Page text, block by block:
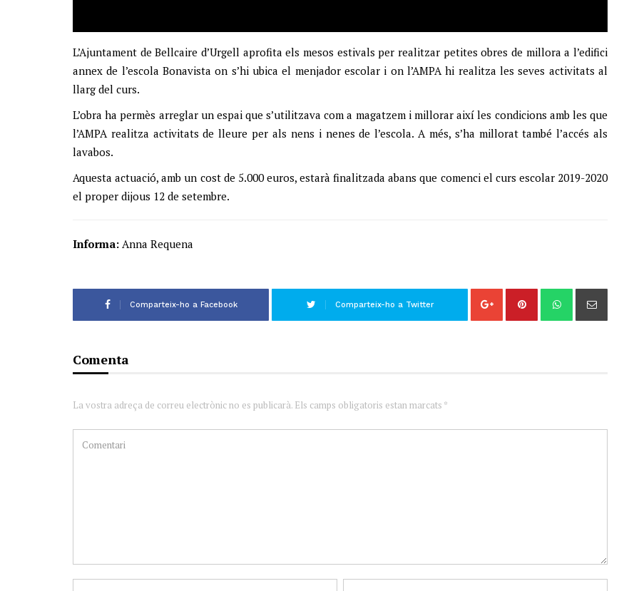
L’Ajuntament de Bellcaire d’Urgell aprofita els mesos estivals per realitzar petites obres de millora a l’edifici
annex de l’escola Bonavista on s’hi ubica el menjador escolar i on l’AMPA hi realitza les seves activitats al
llarg del curs.
L’obra ha permès arreglar un espai que s’utilitzava com a magatzem i millorar així les condicions amb les que
l’AMPA realitza activitats de lleure per als nens i nenes de l’escola. A més, s’ha millorat també l’accés als
lavabos.
Aquesta actuació, amb un cost de 5.000 euros, estarà finalitzada abans que comenci el curs escolar 2019-2020
el proper dijous 12 de setembre.
Informa: Anna Requena
Comparteix-ho a Facebook Comparteix-ho a Twitter
Comenta
La vostra adreça de correu electrònic no es publicarà. Els camps obligatoris estan marcats *